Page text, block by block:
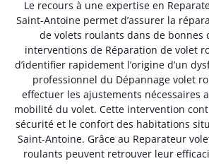
Le recours à une expertise en
Saint-Antoine permet d’assurer la
de volets roulants dans de bonnes
interventions de Réparation de volet
d’identifier rapidement l’origine d’un
professionnel du Dépannage volet
effectuer les ajustements nécessaires
mobilité du volet. Cette intervention
sécurité et le confort des habitations
Saint-Antoine. Grâce au Reparateur
roulants peuvent retrouver leur